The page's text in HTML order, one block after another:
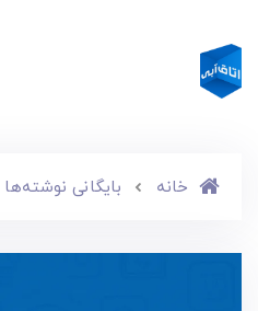
خانه بایگانی نوشته‌ها